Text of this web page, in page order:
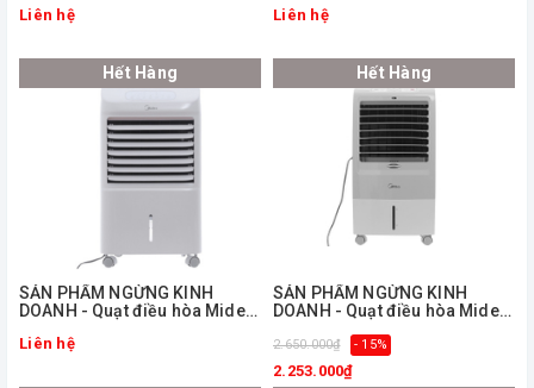
Liên hệ Liên hệ
Hết Hàng
ㅤSẢN PHẨM NGỪNG KINH
DOANH - Quạt điều hòa Midea
Liên hệ
Hết Hàng
ㅤSẢN PHẨM NGỪNG KINH
DOANH - Quạt điều hòa Midea
2.650.000₫ - 15%
2.253.000₫